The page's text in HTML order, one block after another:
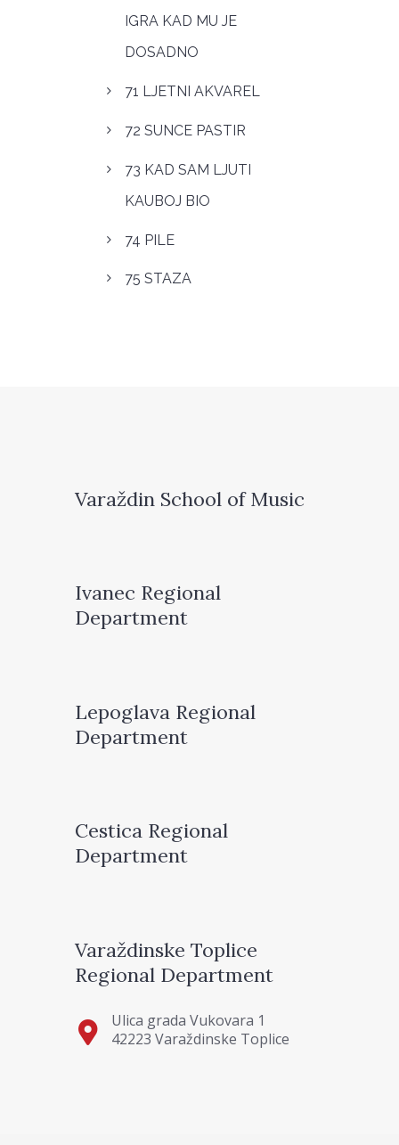
IGRA KAD MU JE
DOSADNO
71 LJETNI AKVAREL
72 SUNCE PASTIR
73 KAD SAM LJUTI
KAUBOJ BIO
74 PILE
75 STAZA
Varaždin School of Music
Ivanec Regional
Department
Lepoglava Regional
Department
Cestica Regional
Department
Varaždinske Toplice
Regional Department
Ulica grada Vukovara 1
42223 Varaždinske Toplice